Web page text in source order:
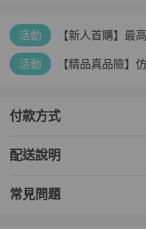
準，請見諒。
依照消費者保護法規定，
貨請保持商品『全新未經
可能依照損毀程度扣除為回
準。
活動 【新人首購】最
活動 【精品真品險】
付款方式
配送說明
常見問題